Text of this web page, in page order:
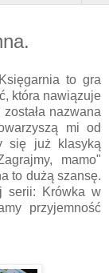
to gra
która nawiązuje
nazwana
mi od
się już klasyką
mamo"
to dużą szansę.
serii: Krówka w
przyjemność